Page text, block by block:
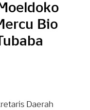
Bio
Daerah